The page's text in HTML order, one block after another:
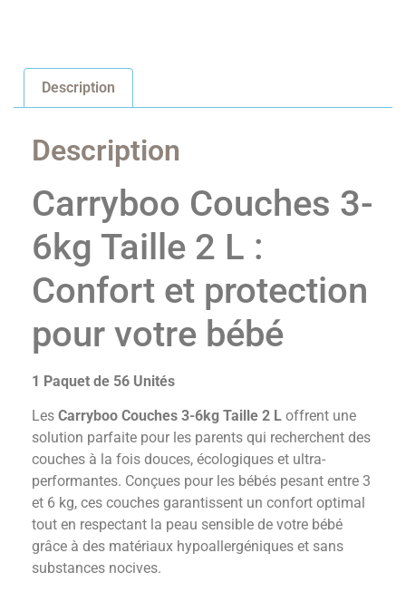
Description
Description
Carryboo Couches 3-
6kg Taille 2 L :
Confort et protection
pour votre bébé
1 Paquet de 56 Unités
Les Carryboo Couches 3-6kg Taille 2 L offrent une
solution parfaite pour les parents qui recherchent des
couches à la fois douces, écologiques et ultra-
performantes. Conçues pour les bébés pesant entre 3
et 6 kg, ces couches garantissent un confort optimal
tout en respectant la peau sensible de votre bébé
grâce à des matériaux hypoallergéniques et sans
substances nocives.